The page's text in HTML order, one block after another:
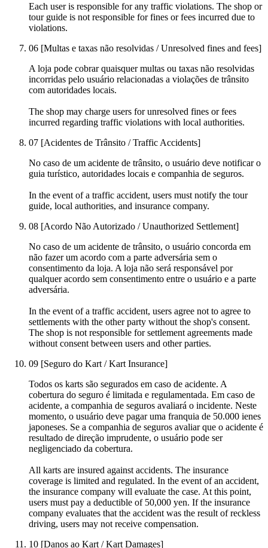
Each user is responsible for any traffic violations. The shop or
tour guide is not responsible for fines or fees incurred due to
violations.
06 [Multas e taxas não resolvidas / Unresolved fines and fees]
A loja pode cobrar quaisquer multas ou taxas não resolvidas
incorridas pelo usuário relacionadas a violações de trânsito
com autoridades locais.
The shop may charge users for unresolved fines or fees
incurred regarding traffic violations with local authorities.
07 [Acidentes de Trânsito / Traffic Accidents]
No caso de um acidente de trânsito, o usuário deve notificar o
guia turístico, autoridades locais e companhia de seguros.
In the event of a traffic accident, users must notify the tour
guide, local authorities, and insurance company.
08 [Acordo Não Autorizado / Unauthorized Settlement]
No caso de um acidente de trânsito, o usuário concorda em
não fazer um acordo com a parte adversária sem o
consentimento da loja. A loja não será responsável por
qualquer acordo sem consentimento entre o usuário e a parte
adversária.
In the event of a traffic accident, users agree not to agree to
settlements with the other party without the shop's consent.
The shop is not responsible for settlement agreements made
without consent between users and other parties.
09 [Seguro do Kart / Kart Insurance]
Todos os karts são segurados em caso de acidente. A
cobertura do seguro é limitada e regulamentada. Em caso de
acidente, a companhia de seguros avaliará o incidente. Neste
momento, o usuário deve pagar uma franquia de 50.000 ienes
japoneses. Se a companhia de seguros avaliar que o acidente é
resultado de direção imprudente, o usuário pode ser
negligenciado da cobertura.
All karts are insured against accidents. The insurance
coverage is limited and regulated. In the event of an accident,
the insurance company will evaluate the case. At this point,
users must pay a deductible of 50,000 yen. If the insurance
company evaluates that the accident was the result of reckless
driving, users may not receive compensation.
10 [Danos ao Kart / Kart Damages]